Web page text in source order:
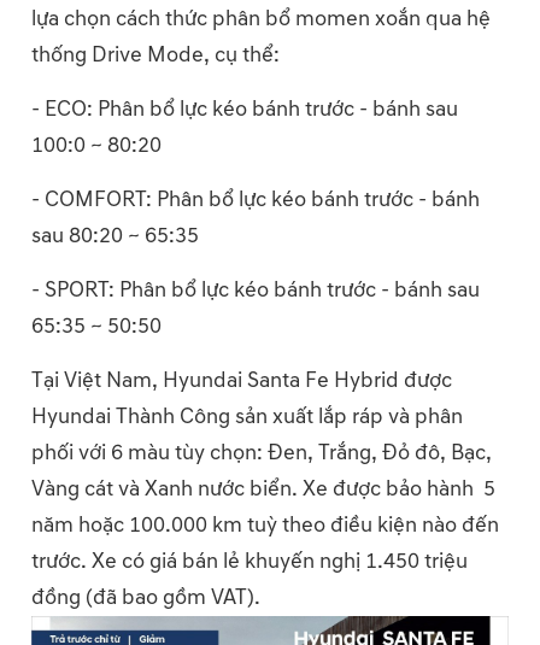
lựa chọn cách thức phân bổ momen xoắn qua hệ
thống Drive Mode, cụ thể:
- ECO: Phân bổ lực kéo bánh trước - bánh sau
100:0 ~ 80:20
- COMFORT: Phân bổ lực kéo bánh trước - bánh
sau 80:20 ~ 65:35
- SPORT: Phân bổ lực kéo bánh trước - bánh sau
65:35 ~ 50:50
Tại Việt Nam, Hyundai Santa Fe Hybrid được
Hyundai Thành Công sản xuất lắp ráp và phân
phối với 6 màu tùy chọn: Đen, Trắng, Đỏ đô, Bạc,
Vàng cát và Xanh nước biển. Xe được bảo hành 5
năm hoặc 100.000 km tuỳ theo điều kiện nào đến
trước. Xe có giá bán lẻ khuyến nghị 1.450 triệu
đồng (đã bao gồm VAT).